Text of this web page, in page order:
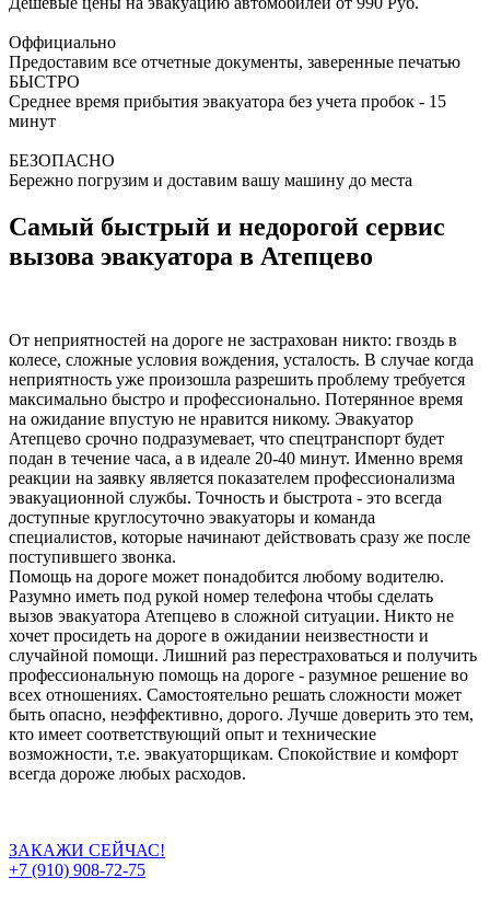
Оффициально
Предоставим все отчетные документы, заверенные печатью
БЫСТРО
Среднее время прибытия эвакуатора без учета пробок - 15
минут
БЕЗОПАСНО
Бережно погрузим и доставим вашу машину до места
Самый быстрый и недорогой сервис
вызова эвакуатора в Атепцево
От неприятностей на дороге не застрахован никто: гвоздь в
колесе, сложные условия вождения, усталость. В случае когда
неприятность уже произошла разрешить проблему требуется
максимально быстро и профессионально. Потерянное время
на ожидание впустую не нравится никому. Эвакуатор
Атепцево срочно подразумевает, что спецтранспорт будет
подан в течение часа, а в идеале 20-40 минут. Именно время
реакции на заявку является показателем профессионализма
эвакуационной службы. Точность и быстрота - это всегда
доступные круглосуточно эвакуаторы и команда
специалистов, которые начинают действовать сразу же после
поступившего звонка.
Помощь на дороге может понадобится любому водителю.
Разумно иметь под рукой номер телефона чтобы сделать
вызов эвакуатора Атепцево в сложной ситуации. Никто не
хочет просидеть на дороге в ожидании неизвестности и
случайной помощи. Лишний раз перестраховаться и получить
профессиональную помощь на дороге - разумное решение во
всех отношениях. Самостоятельно решать сложности может
быть опасно, неэффективно, дорого. Лучше доверить это тем,
кто имеет соответствующий опыт и технические
возможности, т.е. эвакуаторщикам. Спокойствие и комфорт
всегда дороже любых расходов.
ЗАКАЖИ СЕЙЧАС!
+7 (910) 908-72-75